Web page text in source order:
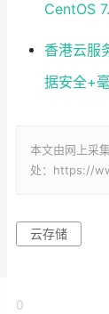
CentOS
香港云服
据安全+
本文由网上采
处：https://
云存储
0